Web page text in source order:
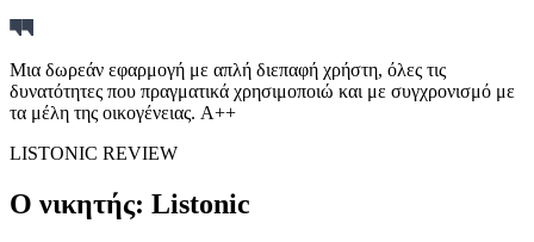
Μια δωρεάν εφαρμογή με απλή διεπαφή χρήστη, όλες τις
δυνατότητες που πραγματικά χρησιμοποιώ και με συγχρονισμό με
τα μέλη της οικογένειας. A++
LISTONIC REVIEW
Ο νικητής: Listonic